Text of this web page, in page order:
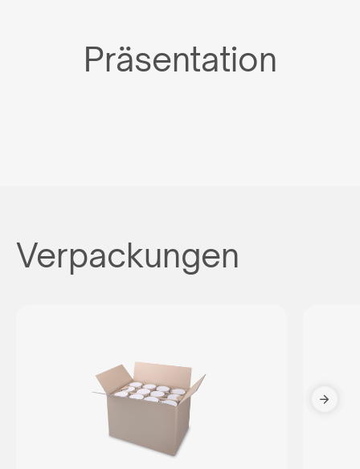
Präsentation
Verpackungen